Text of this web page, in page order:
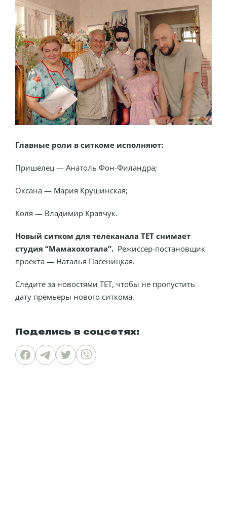
Главные роли в ситкоме исполняют:
Пришелец — Анатоль Фон-Филандра;
Оксана — Мария Крушинская;
Коля — Владимир Кравчук.
Новый ситком для телеканала ТЕТ снимает
студия “Мамахохотала”. Режиссер-постановщик
проекта — Наталья Пасеницкая.
Следите за новостями ТЕТ, чтобы не пропустить
дату премьеры нового ситкома.
Поделись в соцсетях: